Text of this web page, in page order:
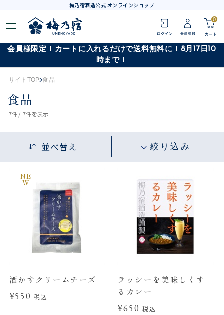
梅乃宿酒造公式 オンラインショップ
0
会員様限定！カートに入れるだけで送料無料に！8月17日10
時まで！
サイトTOP 食品
食品
7件 / 7件を表示
並べ替え 絞り込み
NE
W
酒かすクリームチーズ
¥550税込
ラッシーを美味しくす
るカレー
¥650税込